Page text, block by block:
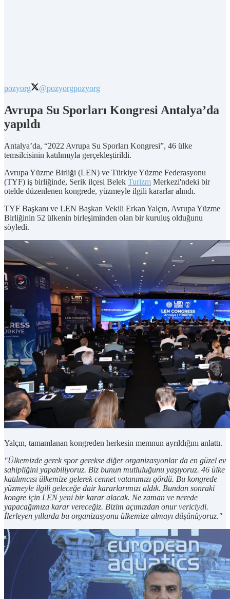
pozyorg @pozyorgpozyorg
Avrupa Su Sporları Kongresi Antalya’da
yapıldı
Antalya’da, “2022 Avrupa Su Sporları Kongresi”, 46 ülke
temsilcisinin katılımıyla gerçekleştirildi.
Avrupa Yüzme Birliği (LEN) ve Türkiye Yüzme Federasyonu
(TYF) iş birliğinde, Serik ilçesi Belek Turizm Merkezi'ndeki bir
otelde düzenlenen kongrede, yüzmeyle ilgili kararlar alındı.
TYF Başkanı ve LEN Başkan Vekili Erkan Yalçın, Avrupa Yüzme
Birliğinin 52 ülkenin birleşiminden olan bir kuruluş olduğunu
söyledi.
Yalçın, tamamlanan kongreden herkesin memnun ayrıldığını anlattı.
"Ülkemizde gerek spor gerekse diğer organizasyonlar da en güzel ev
sahipliğini yapabiliyoruz. Biz bunun mutluluğunu yaşıyoruz. 46 ülke
katılımcısı ülkemize gelerek cennet vatanımızı gördü. Bu kongrede
yüzmeyle ilgili geleceğe dair kararlarımızı aldık. Bundan sonraki
kongre için LEN yeni bir karar alacak. Ne zaman ve nerede
yapacağımıza karar vereceğiz. Bizim açımızdan onur vericiydi.
İlerleyen yıllarda bu organizasyonu ülkemize almayı düşünüyoruz."